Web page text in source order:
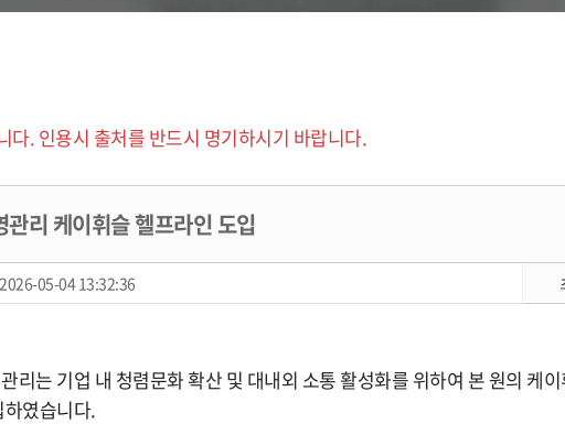
다. 인용시 출처를 반드시 명기하시기 바랍니다.
관리 케이휘슬 헬프라인 도입
2026-05-04 13:32:36
리는 기업 내 청렴문화 확산 및 대내외 소통 활성화를 위하여 본 원의 케
였습니다.